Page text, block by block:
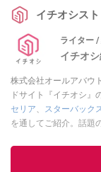
イチオシスト
ライター /
イチオ
株式会社オールアバウ
ドサイト『イチオシ』
セリア、 スターバック
を通してご紹介。話題
レビューしています。
し